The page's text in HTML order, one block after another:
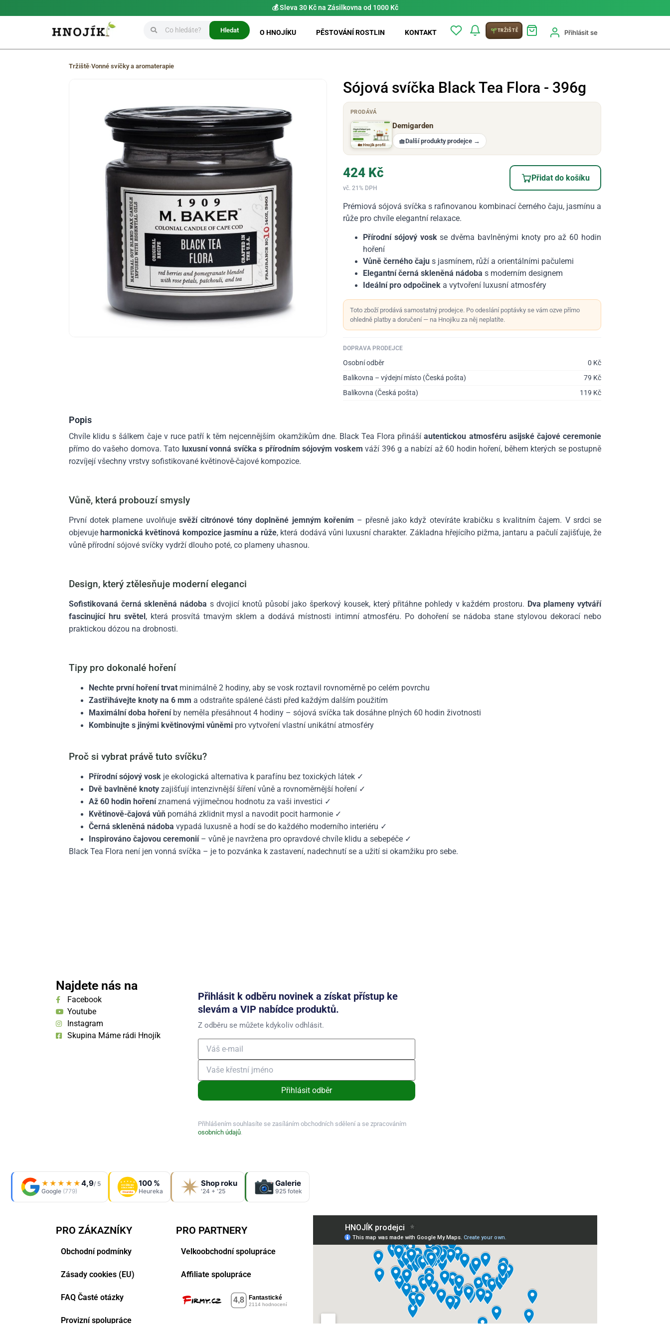
💰 Sleva 30 Kč na Zásilkovna od 1000 Kč
Hledat O HNOJÍKU PĚSTOVÁNÍ ROSTLIN KONTAKT TRŽIŠTĚ Přihlásit se
Tržiště›Vonné svíčky a aromaterapie
Sójová svíčka Black Tea Flora - 396g
PRODÁVÁ
🏡 Hnojík profil
Demigarden
🧺Další produkty prodejce →
424 Kč
vč. 21% DPH
Přidat do košíku
Prémiová sójová svíčka s rafinovanou kombinací černého čaju, jasmínu a
růže pro chvíle elegantní relaxace.
Přírodní sójový voskse dvěma bavlněnými knoty pro až 60 hodin
hoření
Vůně černého čaju s jasmínem, růží a orientálními pačulemi
Elegantní černá skleněná nádoba s moderním designem
Ideální pro odpočinek a vytvoření luxusní atmosféry
Toto zboží prodává samostatný prodejce. Po odeslání poptávky se vám ozve přímo
ohledně platby a doručení — na Hnojíku za něj neplatíte.
DOPRAVA PRODEJCE
Osobní odběr 0 Kč
Balíkovna – výdejní místo (Česká pošta)
79 Kč
Balíkovna (Česká pošta)
119 Kč
Popis
Chvíle klidu s šálkem čaje v ruce patří k těm nejcennějším okamžikům dne. Black Tea Flora přinášíautentickou atmosféru asijské čajové ceremonie
přímo do vašeho domova. Tato luxusní vonná svíčka s přírodním sójovým voskem váží 396 g a nabízí až 60 hodin hoření, během kterých se postupně
rozvíjejí všechny vrstvy sofistikované květinově-čajové kompozice.
Vůně, která probouzí smysly
První dotek plamene uvolňuje svěží citrónové tóny doplněné jemným kořením – přesně jako když otevíráte krabičku s kvalitním čajem. V srdci se
objevuje harmonická květinová kompozice jasmínu a růže, která dodává vůni luxusní charakter. Základna hřejícího pižma, jantaru a pačulí zajišťuje, že
vůně přírodní sójové svíčky vydrží dlouho poté, co plameny uhasnou.
Design, který ztělesňuje moderní eleganci
Sofistikovaná černá skleněná nádoba s dvojicí knotů působí jako šperkový kousek, který přitáhne pohledy v každém prostoru. Dva plameny vytváří
fascinující hru světel, která prosvítá tmavým sklem a dodává místnosti intimní atmosféru. Po dohoření se nádoba stane stylovou dekorací nebo
praktickou dózou na drobnosti.
Tipy pro dokonalé hoření
Nechte první hoření trvat minimálně 2 hodiny, aby se vosk roztavil rovnoměrně po celém povrchu
Zastřihávejte knoty na 6 mm a odstraňte spálené části před každým dalším použitím
Maximální doba hořeníby neměla přesáhnout 4 hodiny – sójová svíčka tak dosáhne plných 60 hodin životnosti
Kombinujte s jinými květinovými vůněmi pro vytvoření vlastní unikátní atmosféry
Proč si vybrat právě tuto svíčku?
Přírodní sójový vosk je ekologická alternativa k parafínu bez toxických látek ✓
Dvě bavlněné knoty zajišťují intenzivnější šíření vůně a rovnoměrnější hoření ✓
Až 60 hodin hořeníznamená výjimečnou hodnotu za vaši investici ✓
Květinově-čajová vůň pomáhá zklidnit mysl a navodit pocit harmonie ✓
Černá skleněná nádoba vypadá luxusně a hodí se do každého moderního interiéru ✓
Inspirováno čajovou ceremonií– vůně je navržena pro opravdové chvíle klidu a sebepéče ✓
Black Tea Flora není jen vonná svíčka – je to pozvánka k zastavení, nadechnutí se a užití si okamžiku pro sebe.
Najdete nás na
Facebook
Youtube
Instagram
Skupina Máme rádi Hnojík
Přihlásit k odběru novinek a získat přístup ke
slevám a VIP nabídce produktů.
Z odběru se můžete kdykoliv odhlásit.
Přihlásit odběr
Přihlášením souhlasíte se zasíláním obchodních sdělení a se zpracováním
osobních údajů.
★★★★★4,9/ 5
Google (779)
OVĚŘENO
ZÁKAZNÍKY
Heureka
100 %
Heureka
Shop roku
'24 + '25
Galerie
925 fotek
PRO ZÁKAZNÍKY
Obchodní podmínky
Zásady cookies (EU)
FAQ Časté otázky
Provizní spolupráce
PRO PARTNERY
Velkoobchodní spolupráce
Affiliate spolupráce